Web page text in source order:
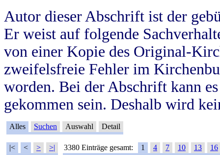
Autor dieser Abschrift ist der
Er weist auf folgende
von einer Kopie des Original-
zweifelsfreie Fehler im
worden. Bei der Abschrift kann
gekommen sein. Deshalb wird
Alles Suchen Auswahl Detail
|< < > >| 3380 Einträge gesamt: 1 4 7 10 13
16